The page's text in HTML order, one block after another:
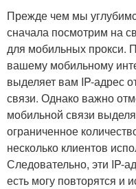
Прежде чем мы
сначала посмотрим на
для мобильных прокси.
вашему мобильному
выделяет вам IP-адрес
связи. Однако важно
мобильной связи
ограниченное
несколько клиентов
Следовательно, эти IP-
есть могу повторятся и